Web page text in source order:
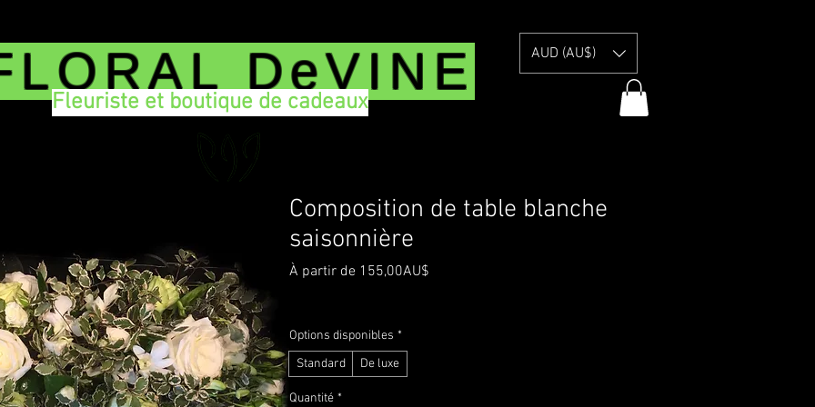
DeVINE
Fleuriste et boutique de cadeaux
AUD (AU$)
Composition de table blanche
saisonnière
À partir de 155,00AU$
Options disponibles *
Standard
De luxe
Quantité *